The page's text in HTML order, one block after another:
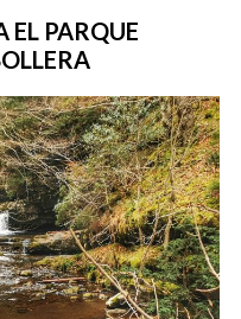
EL PARQUE